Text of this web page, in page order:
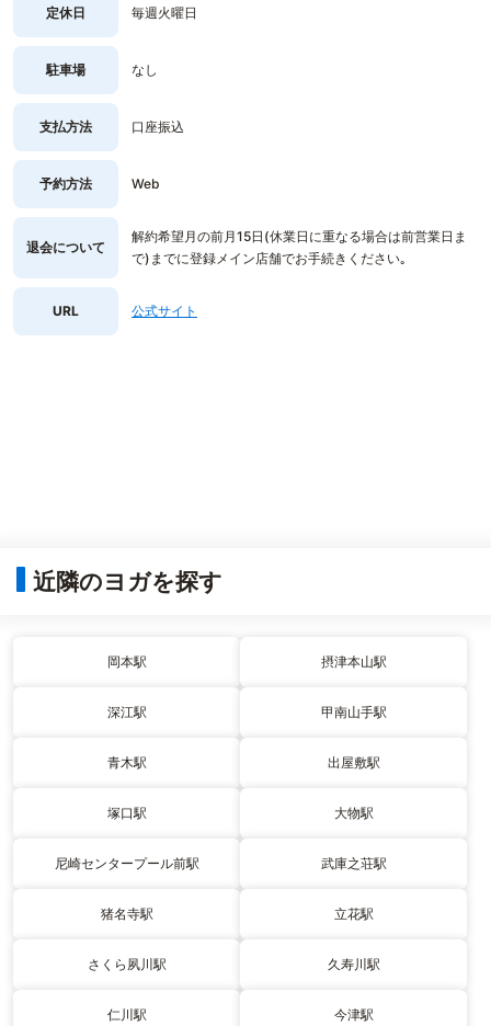
定休日 毎週火曜日
駐車場 なし
支払方法 口座振込
予約方法 Web
退会について
解約希望月の前月15日(休業日に重なる場合は前営業日ま
で)までに登録メイン店舗でお手続きください｡
URL 公式サイト
近隣のヨガを探す
岡本駅 摂津本山駅
深江駅 甲南山手駅
青木駅 出屋敷駅
塚口駅 大物駅
尼崎センタープール前駅 武庫之荘駅
猪名寺駅 立花駅
さくら夙川駅 久寿川駅
仁川駅 今津駅